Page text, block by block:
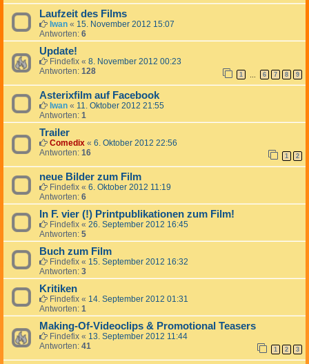
Laufzeit des Films
Iwan « 15. November 2012 15:07
Antworten: 6
Update!
Findefix « 8. November 2012 00:23
Antworten: 128 1 … 6 7 8 9
Asterixfilm auf Facebook
Iwan « 11. Oktober 2012 21:55
Antworten: 1
Trailer
Comedix « 6. Oktober 2012 22:56
Antworten: 16 1 2
neue Bilder zum Film
Findefix « 6. Oktober 2012 11:19
Antworten: 6
In F. vier (!) Printpublikationen zum Film!
Findefix « 26. September 2012 16:45
Antworten: 5
Buch zum Film
Findefix « 15. September 2012 16:32
Antworten: 3
Kritiken
Findefix « 14. September 2012 01:31
Antworten: 1
Making-Of-Videoclips & Promotional Teasers
Findefix « 13. September 2012 11:44
Antworten: 41 1 2 3